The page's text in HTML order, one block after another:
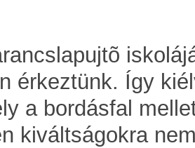
érkeztünk. Így
a bordásfal
kiváltságokra